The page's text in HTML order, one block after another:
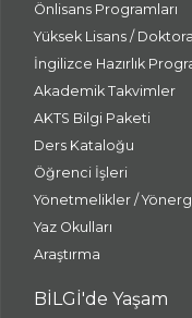
Önlisans Programları
Yüksek Lisans /
İngilizce Hazırlık
Akademik Takvimler
AKTS Bilgi Paketi
Ders Kataloğu
Öğrenci İşleri
Yönetmelikler /
Yaz Okulları
Araştırma
BİLGİ'de Yaşam